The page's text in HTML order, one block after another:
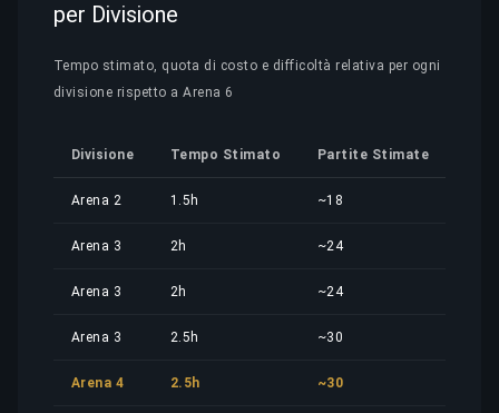
per Divisione
Tempo stimato, quota di costo e difficoltà relativa per ogni
divisione rispetto a Arena 6
Divisione Tempo Stimato Partite Stimate
Arena 2 1.5h ~18
Arena 3 2h ~24
Arena 3 2h ~24
Arena 3 2.5h ~30
Arena 4 2.5h ~30